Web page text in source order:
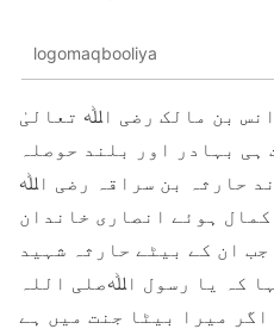
logomaqbooliya
بن مالک رضی اﷲ تعالیٰ
بہادر اور بلند حوصلہ
حارثہ بن سراقہ رضی اﷲ
ہوئے انصاری خاندان
ان کے بیٹے حارثہ شہید
کہ یا رسول اﷲصلی اللہ
میرا بیٹا جنت میں ہے